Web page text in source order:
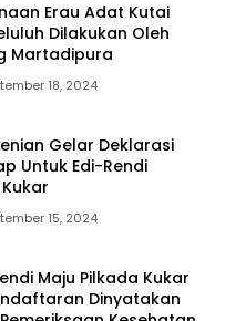
Erau Adat Kutai
Dilakukan Oleh
Martadipura
18, 2024
Gelar Deklarasi
Untuk Edi-Rendi
15, 2024
Maju Pilkada Kukar
Dinyatakan